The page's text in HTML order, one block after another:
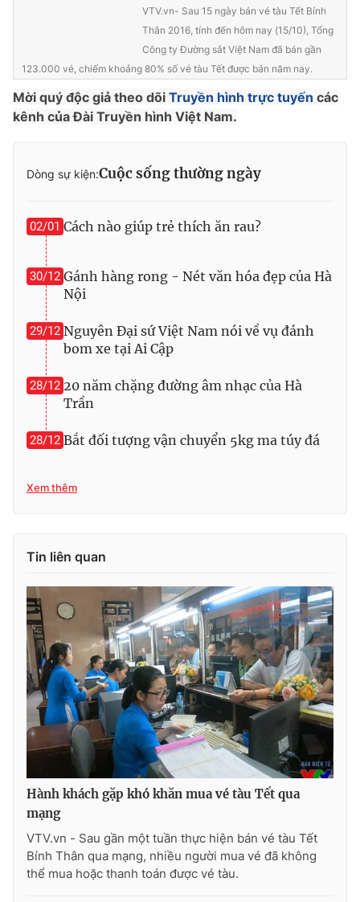
Hitech Công nghệ tương lai
Thị trường
Tư vấn
Giao lưu trực tuyến
Lịch phát sóng
Podcast
Video
VTV Money
VTV Sức khoẻ
Thị trường 24h Tấm lòng Việt
VTV4 Vươn mình bằng AI
VTV9
THỜI BÁO VTV
Theo dõi báo trên
Cơ quan chủ quản:Đài Truyền hình Việt Nam
Cơ quan báo chí:
Thời báo VTV
Giấy phép hoạt động báo in và báo điện tử số 483/GP-BTTTT
cấp ngày 29/12/2023
Phó Tổng Biên tập:
Nguyễn Thị Mỹ Hạnh, Phạm Quốc Thắng,
Nguyễn Trọng Ninh
VTV.vn- Sau 15 ngày bán vé tàu Tết Bính
Thân 2016, tính đến hôm nay (15/10), Tổng
Công ty Đường sắt Việt Nam đã bán gần
123.000 vé, chiếm khoảng 80% số vé tàu Tết được bán năm nay.
Mời quý độc giả theo dõi Truyền hình trực tuyến các
kênh của Đài Truyền hình Việt Nam.
Dòng sự kiện:Cuộc sống thường ngày
02/01 Cách nào giúp trẻ thích ăn rau?
30/12 Gánh hàng rong - Nét văn hóa đẹp của Hà
Nội
29/12 Nguyên Đại sứ Việt Nam nói về vụ đánh
bom xe tại Ai Cập
28/12 20 năm chặng đường âm nhạc của Hà
Trần
28/12 Bắt đối tượng vận chuyển 5kg ma túy đá
Xem thêm
Tin liên quan
Hành khách gặp khó khăn mua vé tàu Tết qua
mạng
VTV.vn - Sau gần một tuần thực hiện bán vé tàu Tết
Bính Thân qua mạng, nhiều người mua vé đã không
thể mua hoặc thanh toán được vé tàu.